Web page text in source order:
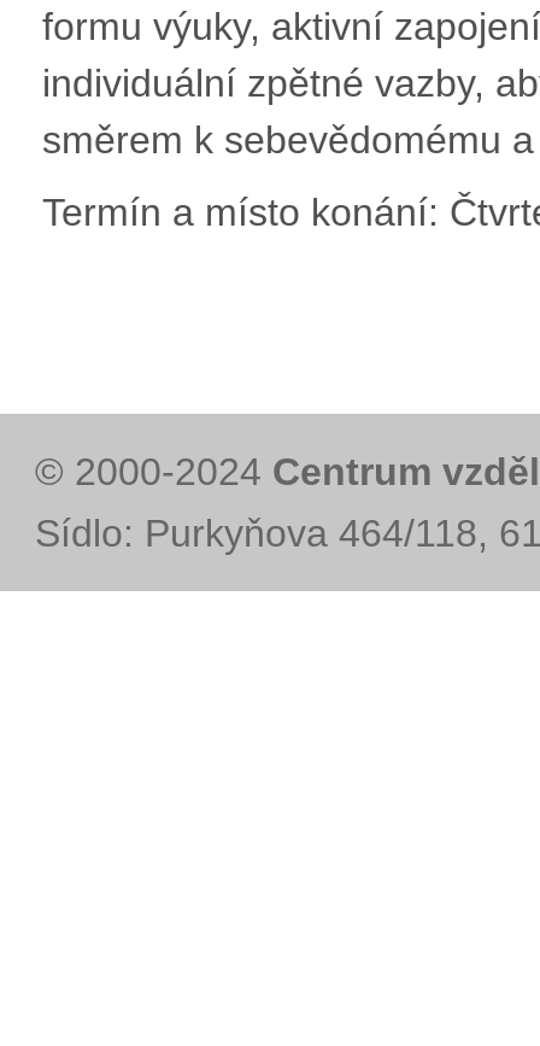
formu výuky, aktivní
individuální zpětné vazby,
směrem k sebevědomému
Termín a místo konání:
© 2000-2024 Centrum
Sídlo: Purkyňova 464/118,